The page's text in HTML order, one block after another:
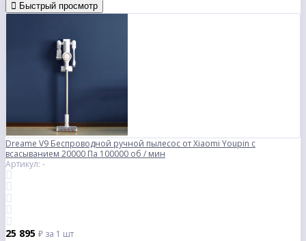
Быстрый просмотр
Dreame V9 Беспроводной ручной пылесос от Xiaomi Youpin с
всасыванием 20000 Па 100000 об / мин
Артикул: -
25 895 ₽ за 1 шт